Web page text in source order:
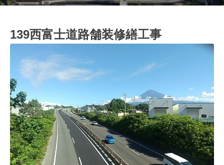
139西富士道路舗装修繕工事